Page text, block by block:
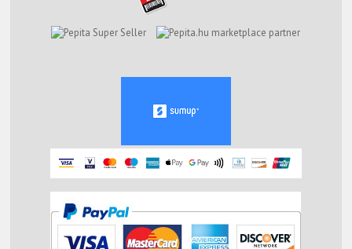
marketplace partner